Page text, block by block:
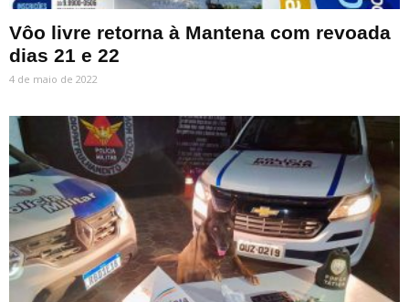
Vôo livre retorna à Mantena com revoada
dias 21 e 22
4 de maio de 2022